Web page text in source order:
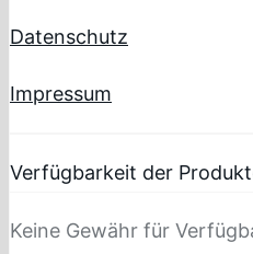
Datenschutz
Impressum
Verfügbarkeit der
Keine Gewähr für